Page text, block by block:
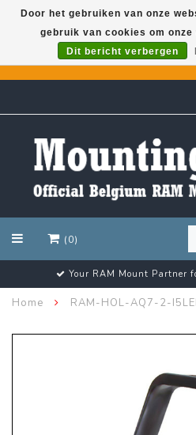
GARMIN GPS met een
(0)
Your RAM Mount Partner
Home RAM-HOL-AQ7-2-
Door het gebruiken van onze
gebruik van cookies om
Dit bericht verbergen